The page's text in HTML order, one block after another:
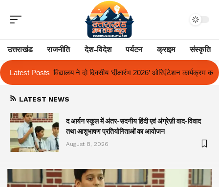
उत्तराखंड राजनीति देश-विदेश पर्यटन क्राइम संस्कृति
Latest Posts
‘दीक्षारंभ 2026’ ओरिएंटेशन कार्यक्रम का किया आयोजन एक साल से लंबित
LATEST NEWS
द आर्यन स्कूल में अंतर-सदनीय हिंदी एवं अंग्रेज़ी वाद-विवाद
तथा आशुभाषण प्रतियोगिताओं का आयोजन
August 8, 2026